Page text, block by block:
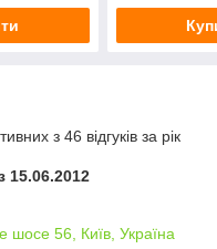
з 46 відгуків за рік
15.06.2012
шосе 56, Київ, Україна